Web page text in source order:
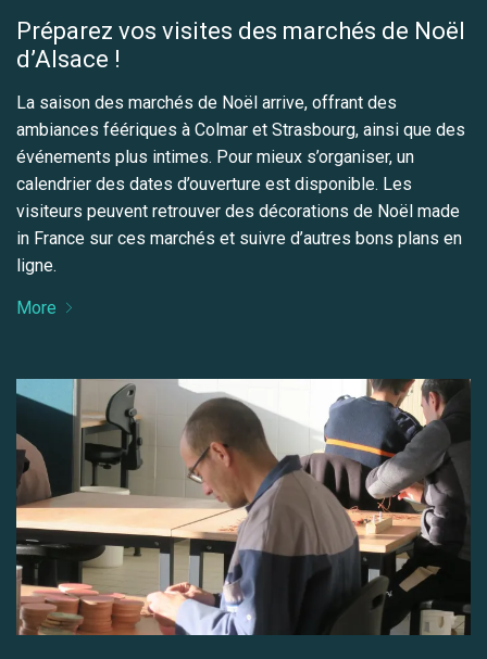
Préparez vos visites des marchés de Noël
d’Alsace !
La saison des marchés de Noël arrive, offrant des
ambiances féériques à Colmar et Strasbourg, ainsi que des
événements plus intimes. Pour mieux s’organiser, un
calendrier des dates d’ouverture est disponible. Les
visiteurs peuvent retrouver des décorations de Noël made
in France sur ces marchés et suivre d’autres bons plans en
ligne.
More